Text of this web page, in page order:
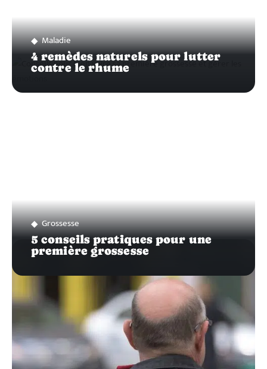
Maladie
4 remèdes naturels pour lutter
contre le rhume
Grossesse
5 conseils pratiques pour une
première grossesse